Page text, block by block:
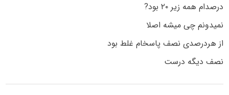
درصدام همه زیر ۲۰ بود?
نمیدونم چی میشه اصلا
از هردرصدی نصف پاسخام غلط بود
نصف دیگه درست